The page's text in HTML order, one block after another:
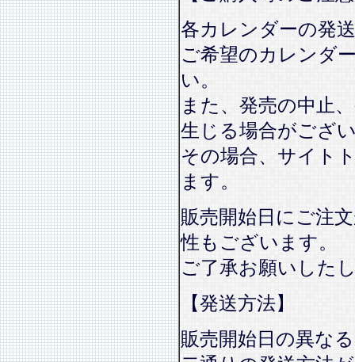
各カレンダーの発
ご希望のカレンダ
い。
また、発売の中止
生じる場合がござ
その場合、サイト
ます。
販売開始日にご注
性もございます。
ご了承お願いした
【発送方法】
販売開始日の異な